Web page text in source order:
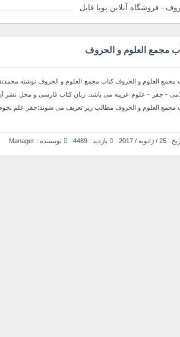
- فروشگاه آنلاین پویا فایل
مجمع العلوم و الحروف
مجمع العلوم و الحروف کتاب مجمع العلوم و الحروف نوشته
- جفر - علوم غریبه می باشد. زبان کتاب فارسی و محل
مجمع العلوم و الحروف مطالب زیر تعریف می شوند:جفر علم نجوم
/ ژانویه / 2017 بازدید : 4489 نویسنده : Manager